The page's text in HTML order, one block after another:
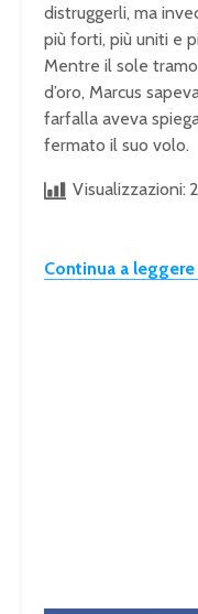
distruggerli, ma
più forti, più uniti e
Mentre il sole
d’oro, Marcus
farfalla aveva
fermato il suo volo.
Visualizzazioni:
Continua a